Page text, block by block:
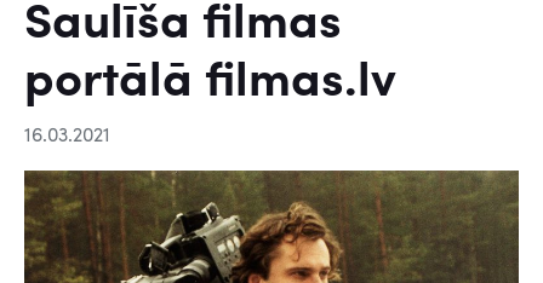
Saulīša filmas
portālā filmas.lv
16.03.2021